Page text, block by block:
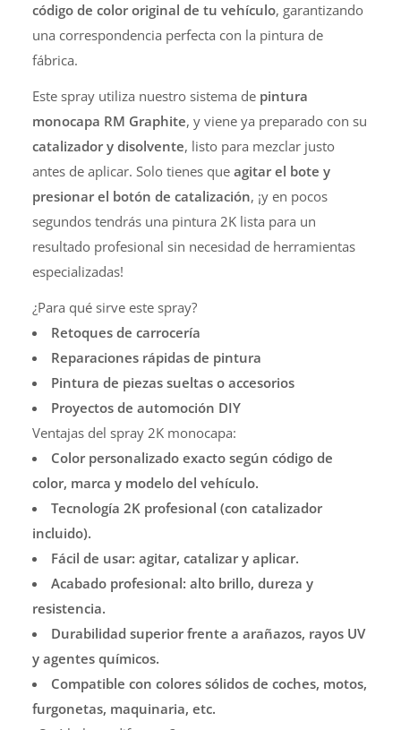
código de color original de tu vehículo, garantizando
una correspondencia perfecta con la pintura de
fábrica.
Este spray utiliza nuestro sistema de pintura
monocapa RM Graphite, y viene ya preparado con su
catalizador y disolvente, listo para mezclar justo
antes de aplicar. Solo tienes que agitar el bote y
presionar el botón de catalización, ¡y en pocos
segundos tendrás una pintura 2K lista para un
resultado profesional sin necesidad de herramientas
especializadas!
¿Para qué sirve este spray?
Retoques de carrocería
Reparaciones rápidas de pintura
Pintura de piezas sueltas o accesorios
Proyectos de automoción DIY
Ventajas del spray 2K monocapa:
Color personalizado exacto según código de
color, marca y modelo del vehículo.
Tecnología 2K profesional (con catalizador
incluido).
Fácil de usar: agitar, catalizar y aplicar.
Acabado profesional: alto brillo, dureza y
resistencia.
Durabilidad superior frente a arañazos, rayos UV
y agentes químicos.
Compatible con colores sólidos de coches, motos,
furgonetas, maquinaria, etc.